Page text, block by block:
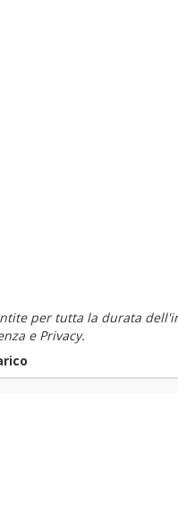
per tutta la durata
e Privacy.